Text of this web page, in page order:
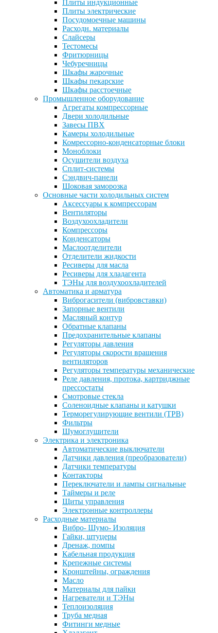
Плиты индукционные
Плиты электрические
Посудомоечные машины
Расходн. материалы
Слайсеры
Тестомесы
Фритюрницы
Чебуречницы
Шкафы жарочные
Шкафы пекарские
Шкафы расстоечные
Промышленное оборудование
Агрегаты компрессорные
Двери холодильные
Завесы ПВХ
Камеры холодильные
Комрессорно-конденсаторные блоки
Моноблоки
Осушители воздуха
Сплит-системы
Сэндвич-панели
Шоковая заморозка
Основные части холодильных систем
Аксессуары к компрессорам
Вентиляторы
Воздухоохладители
Компрессоры
Конденсаторы
Маслоотделители
Отделители жидкости
Ресиверы для масла
Ресиверы для хладагента
ТЭНы для воздухоохладителей
Автоматика и арматура
Виброгасители (вибровставки)
Запорные вентили
Масляный контур
Обратные клапаны
Предохранительные клапаны
Регуляторы давления
Регуляторы скорости вращения
вентиляторов
Регуляторы температуры механические
Реле давления, протока, картриджные
прессостаты
Смотровые стекла
Соленоидные клапаны и катушки
Терморегулирующие вентили (ТРВ)
Фильтры
Шумоглушители
Электрика и электроника
Автоматические выключатели
Датчики давления (преобразователи)
Датчики температуры
Контакторы
Переключатели и лампы сигнальные
Таймеры и реле
Щиты управления
Электронные контроллеры
Расходные материалы
Вибро- Шумо- Изоляция
Гайки, штуцеры
Дренаж, помпы
Кабельная продукция
Крепежные системы
Кронштейны, ограждения
Масло
Материалы для пайки
Нагреватели и ТЭНы
Теплоизоляция
Труба медная
Фитинги медные